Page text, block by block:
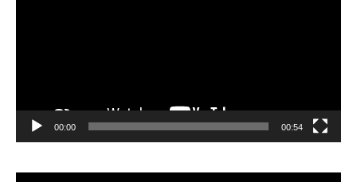
00:00 00:54